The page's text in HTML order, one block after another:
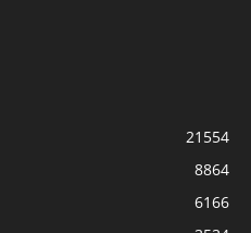
21554
8864
6166